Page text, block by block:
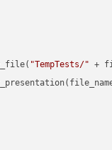
"TempTests/" +